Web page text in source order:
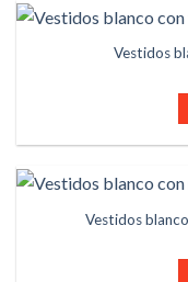
Vestidos
Vestidos